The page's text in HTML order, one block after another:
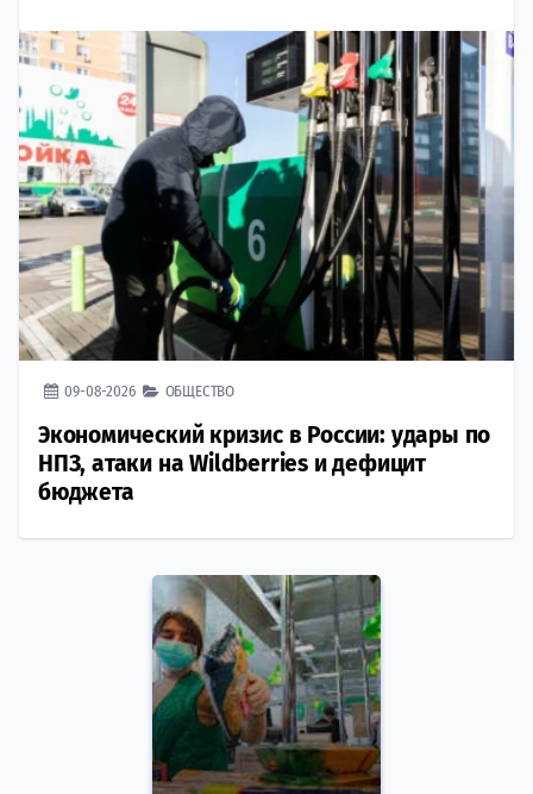
09-08-2026 ОБЩЕСТВО
Экономический кризис в России: удары по
НПЗ, атаки на Wildberries и дефицит
бюджета